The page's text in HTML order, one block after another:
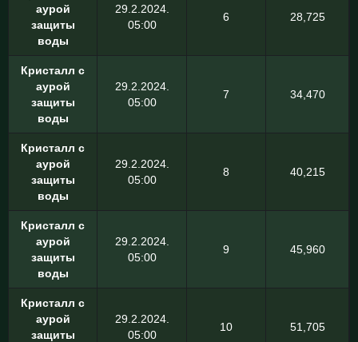
аурой
защиты
воды
29.2.2024.
05:00
6 28,725
Кристалл с
аурой
защиты
воды
29.2.2024.
05:00
7 34,470
Кристалл с
аурой
защиты
воды
29.2.2024.
05:00
8 40,215
Кристалл с
аурой
защиты
воды
29.2.2024.
05:00
9 45,960
Кристалл с
аурой
защиты
29.2.2024.
05:00
10 51,705